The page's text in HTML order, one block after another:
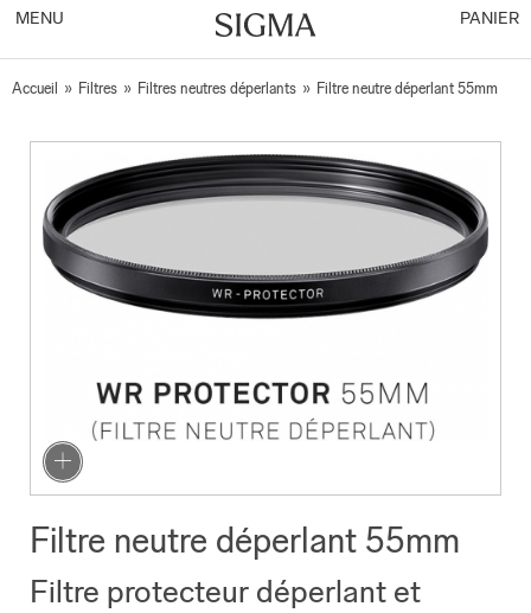
MENU PANIER
Accueil » Filtres » Filtres neutres déperlants » Filtre neutre déperlant 55mm
Filtre neutre déperlant 55mm
Filtre protecteur déperlant et